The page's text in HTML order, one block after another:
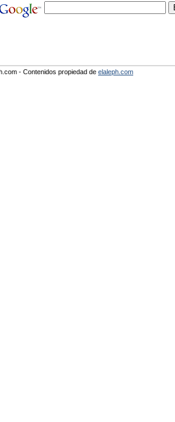
- Contenidos propiedad de elaleph.com